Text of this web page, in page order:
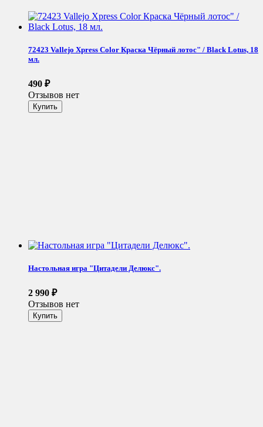
72423 Vallejo Xpress Color Краска Чёрный лотос" / Black Lotus, 18
мл.
490 ₽
Отзывов нет
Настольная игра "Цитадели Делюкс".
2 990 ₽
Отзывов нет